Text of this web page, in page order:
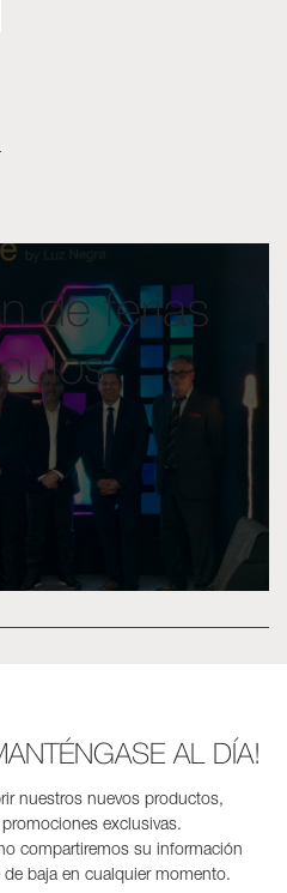
de ferias
AL DÍA!
nuestros nuevos productos,
exclusivas.
compartiremos su información
baja en cualquier momento.